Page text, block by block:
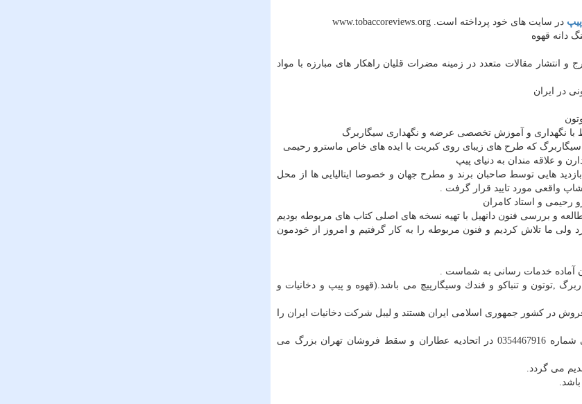
در سایت های خود پرداخته است. www.tobaccoreviews.org
و انتشار مقالات متعدد در زمینه مضرات قلیان راهكار های مبارزه با مواد
بازدید هایی توسط صاحبان برند و مطرح جهان و خصوصا ایتالیایی ها از محل
واقعی مورد تایید قرار گرفت .
رحیمی و استاد کامران
مطالعه و بررسی فنون دانهیل با تهیه نسخه های اصلی کتاب های مربوطه بودیم
ولی ما تلاش کردیم و فنون مربوطه را به کار گرفتیم و امروز از خودمون
آماده خدمات رسانی به شماست .
,توتون و تنباکو و فندك وسیگارپیچ می باشد.(قهوه و پيپ و دخانیات و
در کشور جمهوری اسلامی ایران هستند و لیبل شرکت دخانیات ایران را
پاسارگاد تاباک دارای مجوز عمده فروشی دخانیات با شناسه صنفی شماره 0354467916 در اتحادیه عطاران و سقط فروشان تهران بزرگ می
می گردد.